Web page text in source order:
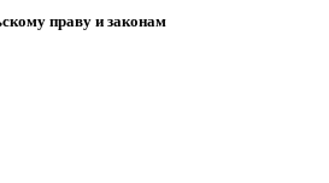
праву и законам